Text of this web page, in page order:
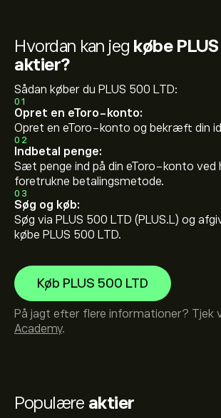
Populære aktier
Hvordan kan jeg købe
aktier?
Sådan køber du PLUS 500 LTD:
01
Opret en eToro-konto:
Opret en eToro-konto og bekræft din
02
Indbetal penge:
Sæt penge ind på din eToro-konto ved
foretrukne betalingsmetode.
03
Søg og køb:
Søg via PLUS 500 LTD (PLUS.L) og
købe PLUS 500 LTD.
Køb PLUS 500 LTD
På jagt efter flere informationer? Tjek
Academy.